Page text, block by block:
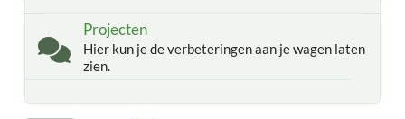
Projecten
Hier kun je de verbeteringen aan je wagen laten
zien.